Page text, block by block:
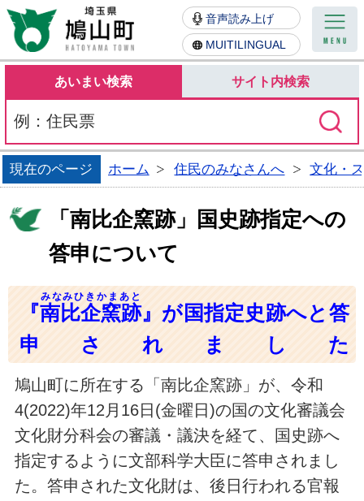
鳩山町
音声読み上げ
MUITILINGUAL
あいまい検索 サイト内検索
現在のページ ホーム 住民のみなさんへ 文化・
「南比企窯跡」国史跡指定への
答申について
『南比企窯跡
みなみひきかまあと
』が国指定史跡へと答
申されました
鳩山町に所在する「南比企窯跡」が、令和
4(2022)年12月16日(金曜日)の国の文化審議会
文化財分科会の審議・議決を経て、国史跡へ
指定するように文部科学大臣に答申されまし
た。答申された文化財は、後日行われる官報